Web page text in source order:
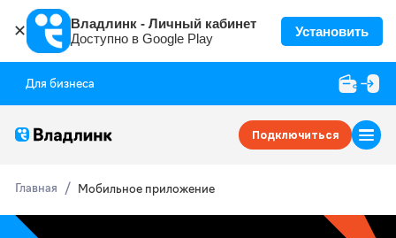
✕
Владлинк - Личный кабинет
Доступно в Google Play
Установить
Для бизнеса
Подключиться
Главная Мобильное приложение